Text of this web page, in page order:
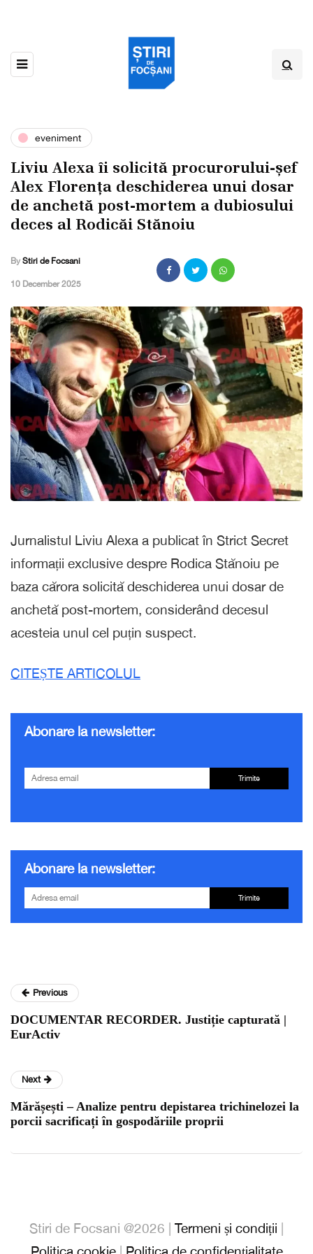
eveniment
Liviu Alexa îi solicită procurorului-șef
Alex Florența deschiderea unui dosar
de anchetă post-mortem a dubiosului
deces al Rodicăi Stănoiu
By Stiri de Focsani
,10 December 2025
Jurnalistul Liviu Alexa a publicat în Strict Secret
informații exclusive despre Rodica Stănoiu pe
baza cărora solicită deschiderea unui dosar de
anchetă post-mortem, considerând decesul
acesteia unul cel puțin suspect.
CITEȘTE ARTICOLUL
Abonare la newsletter:
Trimite
Abonare la newsletter:
Trimite
Previous
DOCUMENTAR RECORDER. Justiție capturată |
EurActiv
Next
Mărășești – Analize pentru depistarea trichinelozei la
porcii sacrificați în gospodăriile proprii
Stiri de Focsani @2026 | Termeni și condiții |